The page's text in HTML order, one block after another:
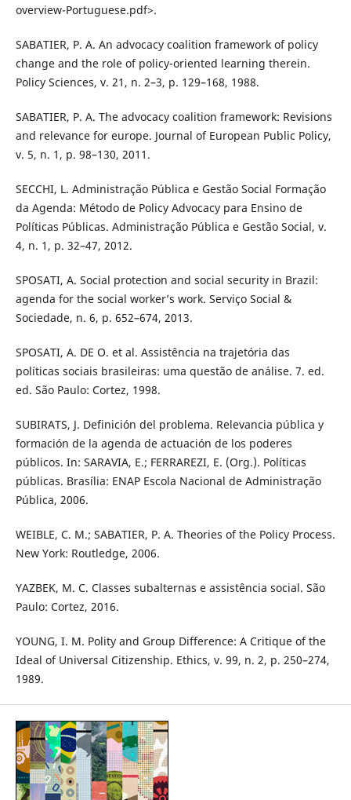
overview-Portuguese.pdf>.
SABATIER, P. A. An advocacy coalition framework of policy
change and the role of policy-oriented learning therein.
Policy Sciences, v. 21, n. 2–3, p. 129–168, 1988.
SABATIER, P. A. The advocacy coalition framework: Revisions
and relevance for europe. Journal of European Public Policy,
v. 5, n. 1, p. 98–130, 2011.
SECCHI, L. Administração Pública e Gestão Social Formação
da Agenda: Método de Policy Advocacy para Ensino de
Políticas Públicas. Administração Pública e Gestão Social, v.
4, n. 1, p. 32–47, 2012.
SPOSATI, A. Social protection and social security in Brazil:
agenda for the social worker’s work. Serviço Social &
Sociedade, n. 6, p. 652–674, 2013.
SPOSATI, A. DE O. et al. Assistência na trajetória das
políticas sociais brasileiras: uma questão de análise. 7. ed.
ed. São Paulo: Cortez, 1998.
SUBIRATS, J. Definición del problema. Relevancia pública y
formación de la agenda de actuación de los poderes
públicos. In: SARAVIA, E.; FERRAREZI, E. (Org.). Políticas
públicas. Brasília: ENAP Escola Nacional de Administração
Pública, 2006.
WEIBLE, C. M.; SABATIER, P. A. Theories of the Policy Process.
New York: Routledge, 2006.
YAZBEK, M. C. Classes subalternas e assistência social. São
Paulo: Cortez, 2016.
YOUNG, I. M. Polity and Group Difference: A Critique of the
Ideal of Universal Citizenship. Ethics, v. 99, n. 2, p. 250–274,
1989.